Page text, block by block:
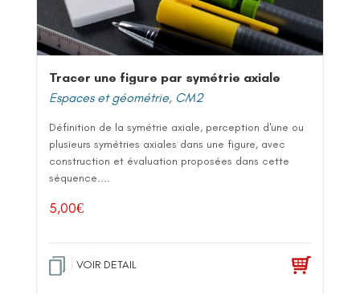
Tracer une figure par symétrie axiale
Espaces et géométrie, CM2
Définition de la symétrie axiale, perception d'une ou
plusieurs symétries axiales dans une figure, avec
construction et évaluation proposées dans cette
séquence....
5,00€
VOIR DETAIL